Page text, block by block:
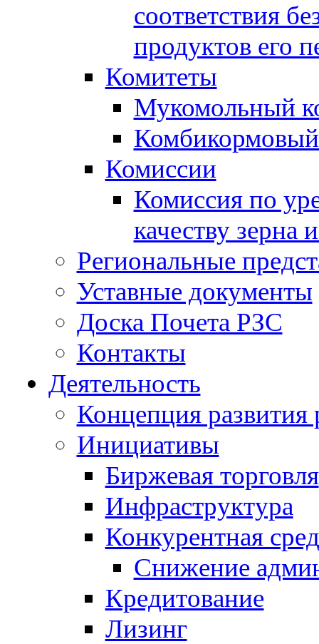
соответствия
продуктов его
Комитеты
Мукомольный
Комиссии
Комиссия по
качеству зерна
Региональные
Уставные документы
Доска Почета РЗС
Контакты
Деятельность
Концепция развития
Инициативы
Биржевая торговля
Инфраструктура
Конкурентная
Снижение
Кредитование
Лизинг